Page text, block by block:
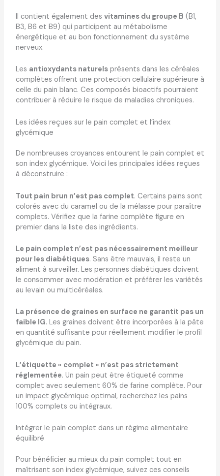
Il contient également des vitamines du groupe B (B1,
B3, B6 et B9) qui participent au métabolisme
énergétique et au bon fonctionnement du système
nerveux.
Les antioxydants naturelsprésents dans les céréales
complètes offrent une protection cellulaire supérieure à
celle du pain blanc. Ces composés bioactifs pourraient
contribuer à réduire le risque de maladies chroniques.
Les idées reçues sur le pain complet et l’index
glycémique
De nombreuses croyances entourent le pain complet et
son index glycémique. Voici les principales idées reçues
à déconstruire :
Tout pain brun n’est pas complet. Certains pains sont
colorés avec du caramel ou de la mélasse pour paraître
complets. Vérifiez que la farine complète figure en
premier dans la liste des ingrédients.
Le pain complet n’est pas nécessairement meilleur
pour les diabétiques. Sans être mauvais, il reste un
aliment à surveiller. Les personnes diabétiques doivent
le consommer avec modération et préférer les variétés
au levain ou multicéréales.
La présence de graines en surface ne garantit pas un
faible IG. Les graines doivent être incorporées à la pâte
en quantité suffisante pour réellement modifier le profil
glycémique du pain.
L’étiquette « complet » n’est pas strictement
réglementée. Un pain peut être étiqueté comme
complet avec seulement 60% de farine complète. Pour
un impact glycémique optimal, recherchez les pains
100% complets ou intégraux.
Intégrer le pain complet dans un régime alimentaire
équilibré
Pour bénéficier au mieux du pain complet tout en
maîtrisant son index glycémique, suivez ces conseils